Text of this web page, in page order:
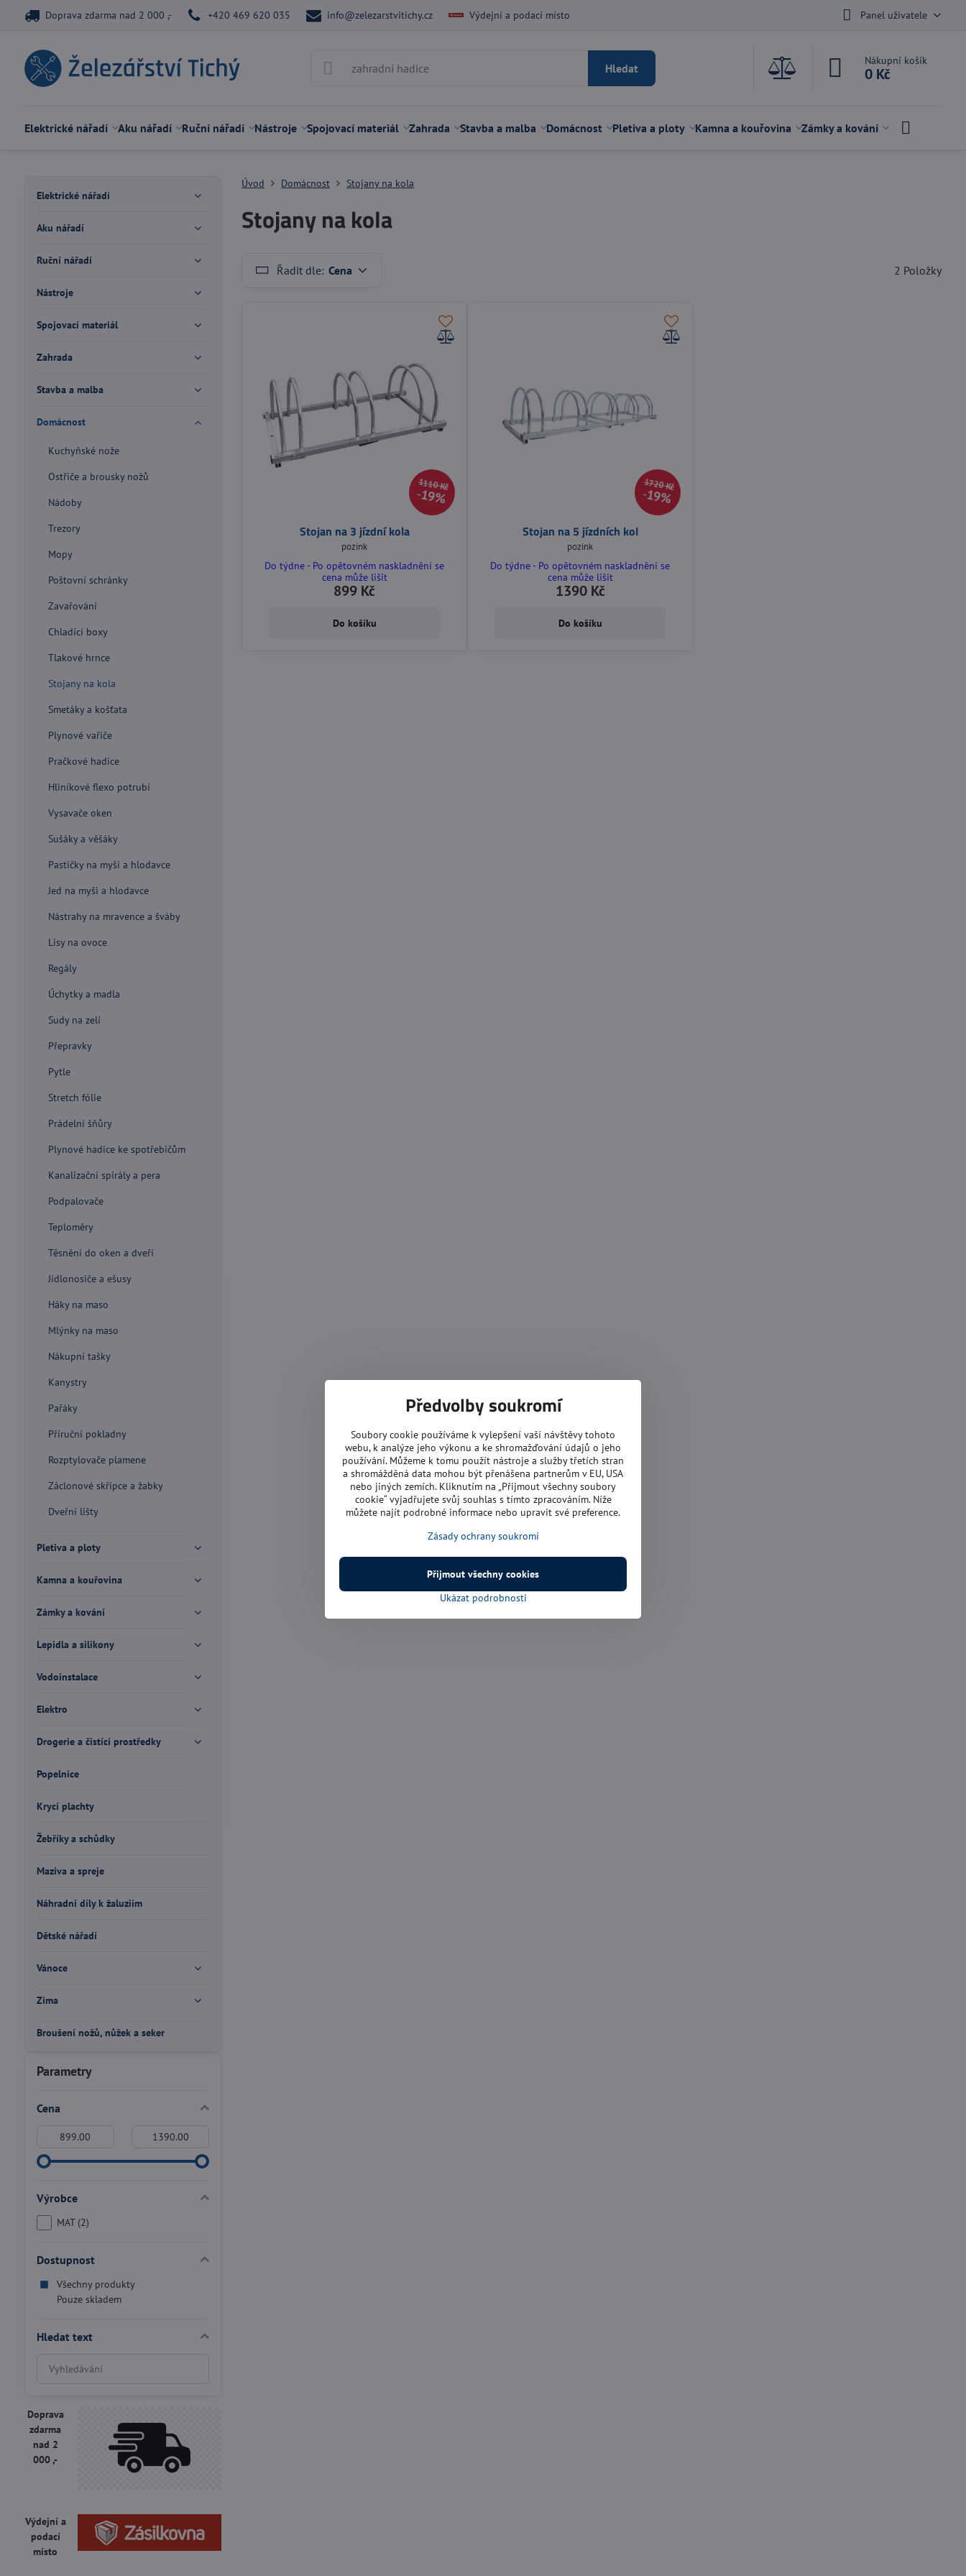
Doprava zdarma nad 2 000 ,- +420 469 620 035 info@zelezarstvitichy.cz Výdejní a podací místo Panel uživatele
Hledat
Nákupní košík
0 Kč
Elektrické nářadí Aku nářadí Ruční nářadí Nástroje Spojovací materiál Zahrada Stavba a malba Domácnost Pletiva a ploty Kamna a kouřovina Zámky a kování
Úvod Domácnost Stojany na kola
Stojany na kola
Řadit dle: Cena 2 Položky
1110 Kč
19%
Stojan na 3 jízdní kola
pozink
Do týdne - Po opětovném naskladnění se
cena může lišit
899 Kč
Do košíku
1720 Kč
19%
Stojan na 5 jízdních kol
pozink
Do týdne - Po opětovném naskladnění se
cena může lišit
1390 Kč
Do košíku
Parametry
Cena
Výrobce
MAT (2)
Dostupnost
Všechny produkty
Pouze skladem
Hledat text
Prohledat
výsledky
fulltextem
Elektrické nářadí
Aku nářadí
Ruční nářadí
Nástroje
Spojovací materiál
Zahrada
Stavba a malba
Domácnost
Kuchyňské nože
Ostřiče a brousky nožů
Nádoby
Trezory
Mopy
Poštovní schránky
Zavařování
Chladící boxy
Tlakové hrnce
Stojany na kola
Smetáky a košťata
Plynové vařiče
Pračkové hadice
Hliníkové flexo potrubí
Vysavače oken
Sušáky a věšáky
Pastičky na myši a hlodavce
Jed na myši a hlodavce
Nástrahy na mravence a šváby
Lisy na ovoce
Regály
Úchytky a madla
Sudy na zelí
Přepravky
Pytle
Stretch fólie
Prádelní šňůry
Plynové hadice ke spotřebičům
Kanalizační spirály a pera
Podpalovače
Teploměry
Těsnění do oken a dveří
Jídlonosiče a ešusy
Háky na maso
Mlýnky na maso
Nákupní tašky
Kanystry
Pařáky
Příruční pokladny
Rozptylovače plamene
Záclonové skřipce a žabky
Dveřní lišty
Pletiva a ploty
Kamna a kouřovina
Zámky a kování
Lepidla a silikony
Vodoinstalace
Elektro
Drogerie a čistící prostředky
Popelnice
Krycí plachty
Žebříky a schůdky
Maziva a spreje
Náhradní díly k žaluziím
Dětské nářadí
Vánoce
Zima
Broušení nožů, nůžek a seker
Doprava
zdarma
nad 2
000 ,-
Výdejní a
podací
místo
Předvolby soukromí
Soubory cookie používáme k vylepšení vaší návštěvy tohoto
webu, k analýze jeho výkonu a ke shromažďování údajů o jeho
používání. Můžeme k tomu použít nástroje a služby třetích stran
a shromážděná data mohou být přenášena partnerům v EU, USA
nebo jiných zemích. Kliknutím na „Přijmout všechny soubory
cookie“ vyjadřujete svůj souhlas s tímto zpracováním. Níže
můžete najít podrobné informace nebo upravit své preference.
Zásady ochrany soukromí
Ukázat podrobnosti
Přijmout všechny cookies